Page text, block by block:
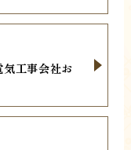
工事会社お